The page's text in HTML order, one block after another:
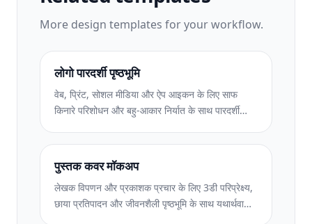
More design templates for your workflow.
लोगो पारदर्शी पृष्ठभूमि
वेब, प्रिंट, सोशल मीडिया और ऐप आइकन के लिए साफ
किनारे परिशोधन और बहु-आकार निर्यात के साथ पारदर्शी
तस्वीरों पर काम करता है।
पुस्तक कवर मॉकअप
लेखक विपणन और प्रकाशक प्रचार के लिए 3डी परिप्रेक्ष्य,
छाया प्रतिपादन और जीवनशैली पृष्ठभूमि के साथ यथार्थवादी